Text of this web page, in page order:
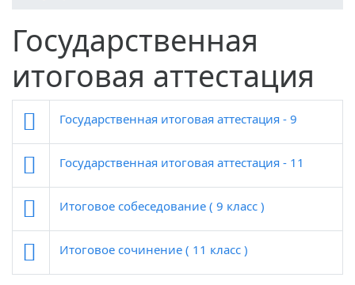
Государственная
итоговая аттестация
Государственная итоговая аттестация - 9
Государственная итоговая аттестация - 11
Итоговое собеседование ( 9 класс )
Итоговое сочинение ( 11 класс )